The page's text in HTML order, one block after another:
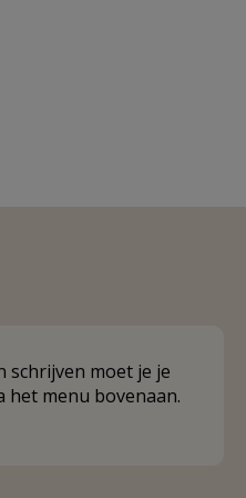
schrijven moet je je
het menu bovenaan.